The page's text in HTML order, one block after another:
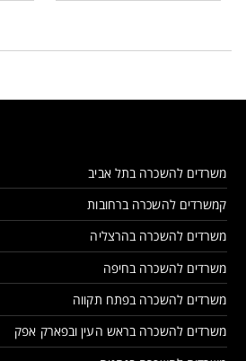
משרדים להשכרה בתל אביב
קמשרדים להשכרה ברחובות
משרדים להשכרה בהרצליה
משרדים להשכרה בחיפה
משרדים להשכרה בפתח תקווה
משרדים להשכרה בראש העין ובפארק אפק